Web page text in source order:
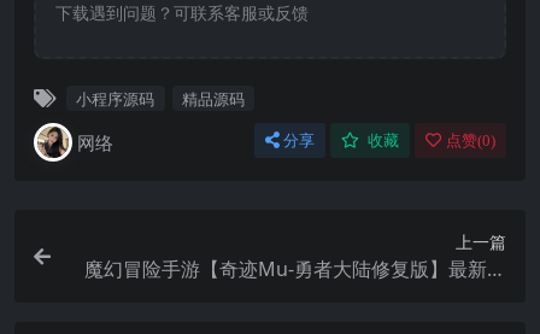
下载遇到问题？可联系客服或反馈
小程序源码 精品源码
网络 分享 收藏 点赞(0)
上一篇
魔幻冒险手游【奇迹Mu-勇者大陆修复版】最新整